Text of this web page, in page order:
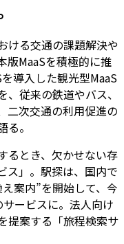
ける交通の課題解決や
版MaaSを積極的に推
導入した観光型MaaS
従来の鉄道やバス、
二次交通の利用促進の
。
るとき、欠かせない存
ス」。駅探は、国内で
案内”を開始して、今
ービスに。法人向け
提案する「旅程検索サ